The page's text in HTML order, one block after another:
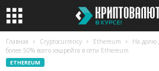
Главная Cryptocurrency Ethereum
На долю
более 50% всего хэшрейта в сети Ethereum
ETHEREUM